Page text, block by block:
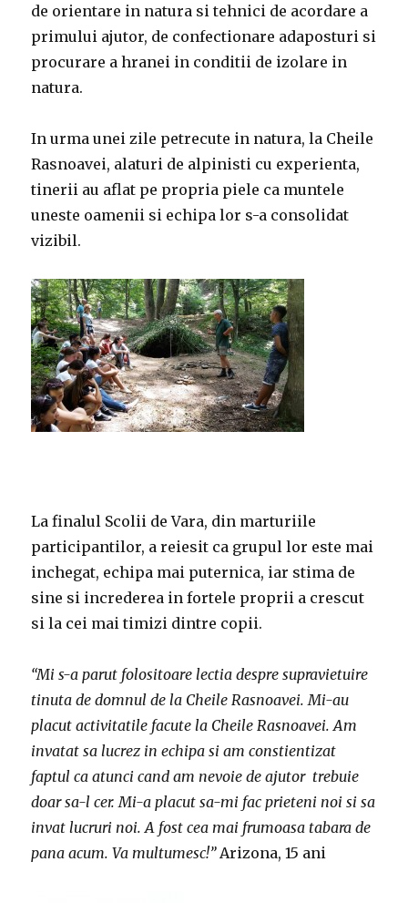
de orientare in natura si tehnici de acordare a
primului ajutor, de confectionare adaposturi si
procurare a hranei in conditii de izolare in
natura.
In urma unei zile petrecute in natura, la Cheile
Rasnoavei, alaturi de alpinisti cu experienta,
tinerii au aflat pe propria piele ca muntele
uneste oamenii si echipa lor s-a consolidat
vizibil.
La finalul Scolii de Vara, din marturiile
participantilor, a reiesit ca grupul lor este mai
inchegat, echipa mai puternica, iar stima de
sine si increderea in fortele proprii a crescut
si la cei mai timizi dintre copii.
“Mi s-a parut folositoare lectia despre supravietuire
tinuta de domnul de la Cheile Rasnoavei. Mi-au
placut activitatile facute la Cheile Rasnoavei. Am
invatat sa lucrez in echipa si am constientizat
faptul ca atunci cand am nevoie de ajutor trebuie
doar sa-l cer. Mi-a placut sa-mi fac prieteni noi si sa
invat lucruri noi. A fost cea mai frumoasa tabara de
pana acum. Va multumesc!”Arizona, 15 ani